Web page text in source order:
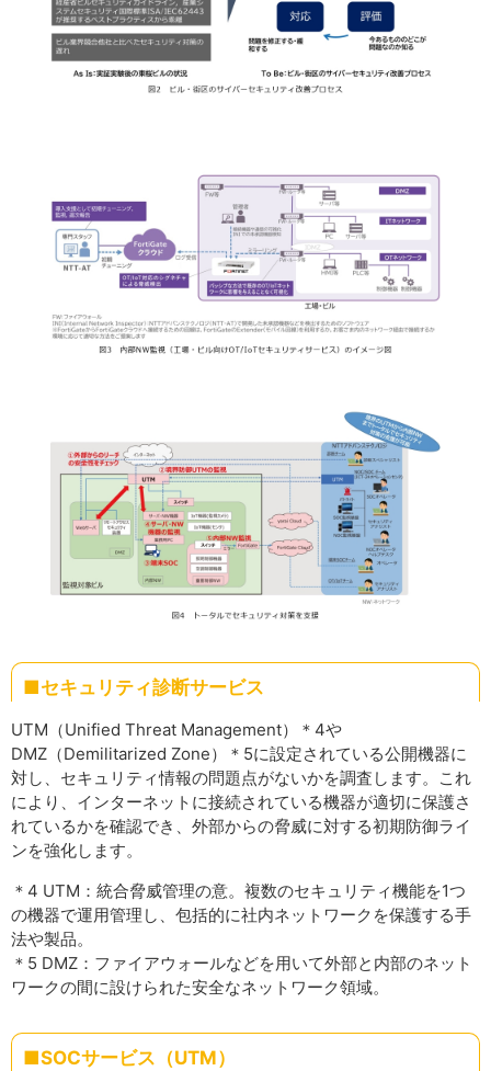
■セキュリティ診断サービス
UTM（Unified Threat Management）＊4や
DMZ（Demilitarized Zone）＊5に設定されている公開機器に
対し、セキュリティ情報の問題点がないかを調査します。これ
により、インターネットに接続されている機器が適切に保護さ
れているかを確認でき、外部からの脅威に対する初期防御ライ
ンを強化します。
＊4 UTM：統合脅威管理の意。複数のセキュリティ機能を1つ
の機器で運用管理し、包括的に社内ネットワークを保護する手
法や製品。
＊5 DMZ：ファイアウォールなどを用いて外部と内部のネット
ワークの間に設けられた安全なネットワーク領域。
■SOCサービス（UTM）